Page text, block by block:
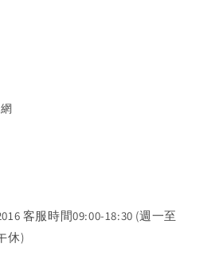
客服時間09:00-18:30 (週一至
休)